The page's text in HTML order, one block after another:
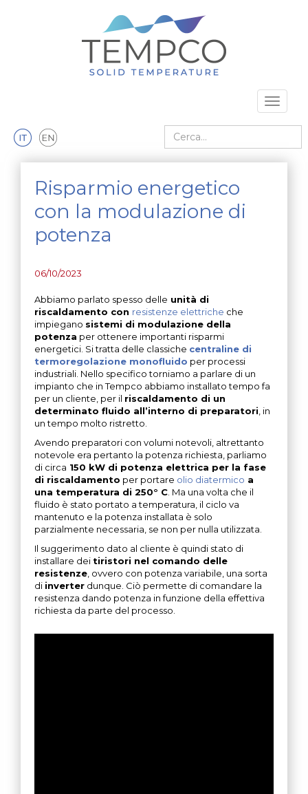
Toggle
Cerca nel sito
Risparmio energetico
con la modulazione di
potenza
06/10/2023
Abbiamo parlato spesso delle unità di
riscaldamento con resistenze elettriche che
impiegano sistemi di modulazione della
potenza per ottenere importanti risparmi
energetici. Si tratta delle classiche centraline di
termoregolazione monofluido per processi
industriali. Nello specifico torniamo a parlare di un
impianto che in Tempco abbiamo installato tempo fa
per un cliente, per il riscaldamento di un
determinato fluido all’interno di preparatori , in
un tempo molto ristretto.
Avendo preparatori con volumi notevoli, altrettanto
notevole era pertanto la potenza richiesta, parliamo
di circa 150 kW di potenza elettrica per la fase
di riscaldamento per portare olio diatermico a
una temperatura di 250° C . Ma una volta che il
fluido è stato portato a temperatura, il ciclo va
mantenuto e la potenza installata è solo
parzialmente necessaria, se non per nulla utilizzata.
Il suggerimento dato al cliente è quindi stato di
installare dei tiristori nel comando delle
resistenze , ovvero con potenza variabile, una sorta
di inverter dunque. Ciò permette di comandare la
resistenza dando potenza in funzione della effettiva
richiesta da parte del processo.